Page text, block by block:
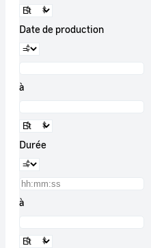
Date de production
à
Durée
à